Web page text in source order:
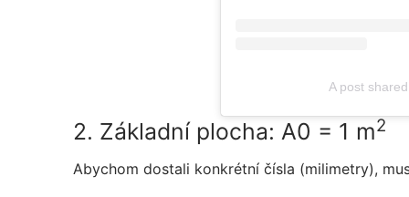
A post
2. Základní plocha: A0 = 1 m2
Abychom dostali konkrétní čísla (milimetry),